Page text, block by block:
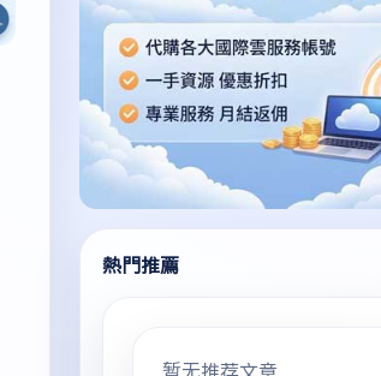
熱門推薦
暂无推荐文章